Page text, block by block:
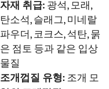
자재 취급:광석, 모래,
탄소석, 슬래그, 미네랄
파우더, 코크스, 석탄, 묽
은 점토 등과 같은 입상
물질
조개껍질 유형:조개 모